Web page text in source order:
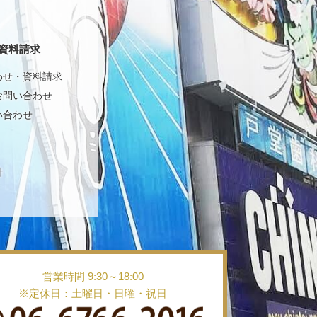
料請求
・資料請求
問い合わせ
合わせ
営業時間 9:30～18:00
※定休日：土曜日・日曜・祝日